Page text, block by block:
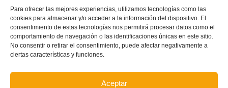
Para ofrecer las mejores experiencias, utilizamos tecnologías como las
cookies para almacenar y/o acceder a la información del dispositivo. El
consentimiento de estas tecnologías nos permitirá procesar datos como el
comportamiento de navegación o las identificaciones únicas en este sitio.
No consentir o retirar el consentimiento, puede afectar negativamente a
ciertas características y funciones.
Aceptar
Abierto el plazo de inscripción para los Juegos Escolares